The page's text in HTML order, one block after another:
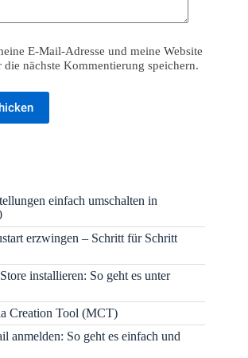
E-Mail-Adresse und meine Website
nächste Kommentierung speichern.
einfach umschalten in
erzwingen – Schritt für Schritt
installieren: So geht es unter
Creation Tool (MCT)
anmelden: So geht es einfach und